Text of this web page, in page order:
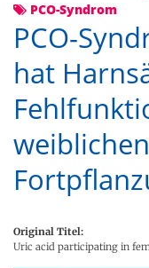
PCO-Syndrom
PCO-
hat
weiblichen
Original Titel:
Uric acid participating in